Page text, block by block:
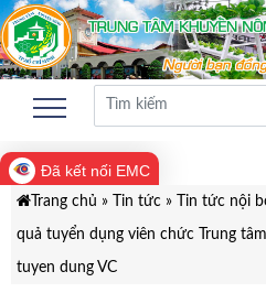
Đã kết nối EMC
Trang chủ » Tin tức» Tin tức nội
quả tuyển dụng viên chức Trung
tuyen dung VC